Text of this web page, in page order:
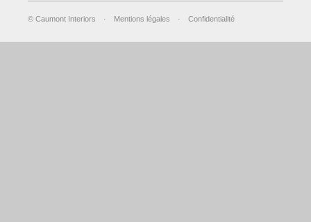
© Caumont Interiors · Mentions légales · Confidentialité